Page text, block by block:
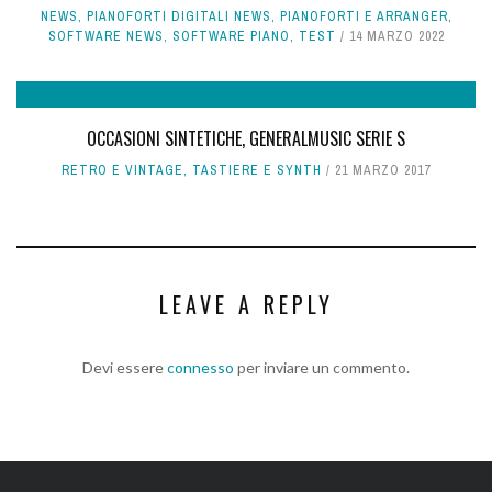
NEWS, PIANOFORTI DIGITALI NEWS, PIANOFORTI E ARRANGER,
SOFTWARE NEWS, SOFTWARE PIANO, TEST 14 MARZO 2022
OCCASIONI SINTETICHE, GENERALMUSIC SERIE S
RETRO E VINTAGE, TASTIERE E SYNTH 21 MARZO 2017
LEAVE A REPLY
Devi essereconnesso per inviare un commento.